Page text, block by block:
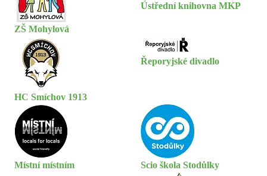
ZŠ Mohylová
Ústřední knihovna MKP
HC Smíchov 1913
Řeporyjské divadlo
Místní místním Scio škola Stodůlky